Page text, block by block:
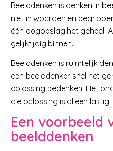
Beelddenken is denken in
niet in woorden en
één oogopslag het geheel.
gelijktijdig binnen.
Beelddenken is ruimtelijk
een beelddenker snel het
oplossing bedenken. Het
die oplossing is alleen lastig.
Een voorbeeld
beelddenken